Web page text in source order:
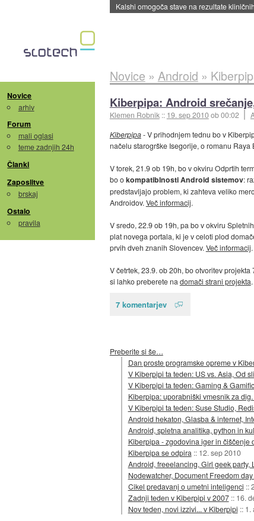
Kalshi omogoča stave na rezultate
Novice
arhiv
Forum
mali oglasi
teme zadnjih 24h
Članki
Zaposlitve
brskaj
Ostalo
pravila
Novice » Android »
Kiberpipa: Android
Klemen Robnik :: 19. sep 2010ob 00:02
Kiberpipa- V prihodnjem tednu bo v
načelu starogrške Isegorije, o romanu
V torek, 21.9 ob 19h, bo v okviru Odprtih
bo okompatiblnosti Android sistemov:
predstavljajo problem, ki zahteva veliko
Androidov. Več informacij.
V sredo, 22.9 ob 19h, pa bo v okviru
plat novega portala, ki je v celoti plod
prvih dveh znanih Slovencev. Več informacij.
V četrtek, 23.9. ob 20h, bo otvoritev
si lahko preberete na domači strani projekta.
7 komentarjev
Preberite si še…
Dan proste programske opreme v
V Kiberpipi ta teden: US vs. Asia, Od
V Kiberpipi ta teden: Gaming &
Kiberpipa: uporabniški vmesnik za
V Kiberpipi ta teden: Suse Studio,
Android hekaton, Glasba & internet,
Android, spletna analitika, python in
Kiberpipa - zgodovina iger in čiščenje
Kiberpipa se odpira :: 12. sep 2010
Android, freeelancing, Girl geek party,
Nodewatcher, Document Freedom
Cikel predavanj o umetni inteligenci ::
Zadnji teden v Kiberpipi v 2007 :: 16.
Nov teden, novi izzivi... v Kiberpipi :: 1.